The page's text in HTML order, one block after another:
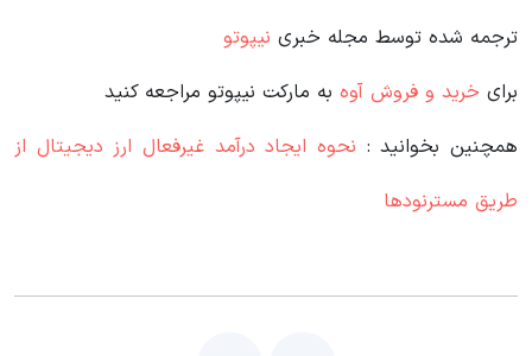
ترجمه شده توسط مجله خبری نیپوتو
برای خرید و فروش آوه به مارکت نیپوتو مراجعه کنید
همچنین بخوانید : نحوه ایجاد درآمد غیرفعال ارز دیجیتال از
طریق مسترنودها